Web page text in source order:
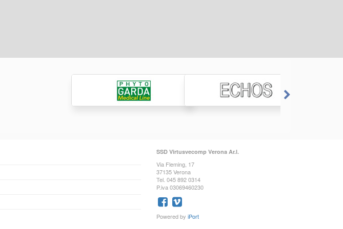
SSD Virtusvecomp Verona Ar.l.
Via Fleming, 17
37135 Verona
Tel. 045 892 0314
P.iva 03069460230
Powered by iPort